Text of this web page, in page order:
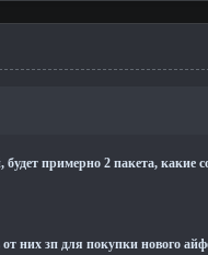
примерно 2 пакета,
них зп для покупки нового